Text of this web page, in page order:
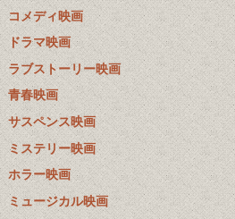
コメディ映画
ドラマ映画
ラブストーリー映画
青春映画
サスペンス映画
ミステリー映画
ホラー映画
ミュージカル映画